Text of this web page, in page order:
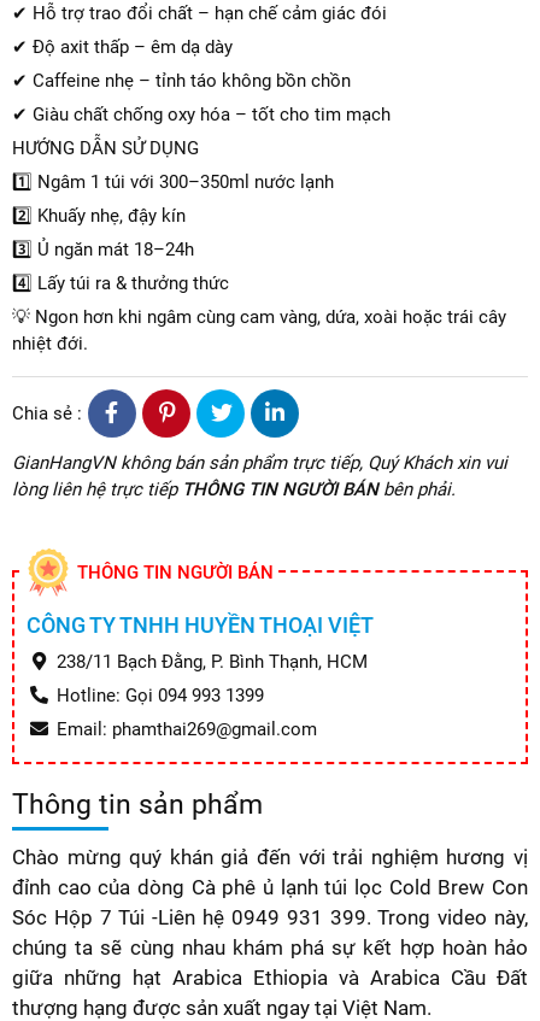
✔ Hỗ trợ trao đổi chất – hạn chế cảm giác đói
✔ Độ axit thấp – êm dạ dày
✔ Caffeine nhẹ – tỉnh táo không bồn chồn
✔ Giàu chất chống oxy hóa – tốt cho tim mạch
HƯỚNG DẪN SỬ DỤNG
1️⃣ Ngâm 1 túi với 300–350ml nước lạnh
2️⃣ Khuấy nhẹ, đậy kín
3️⃣ Ủ ngăn mát 18–24h
4️⃣ Lấy túi ra & thưởng thức
💡 Ngon hơn khi ngâm cùng cam vàng, dứa, xoài hoặc trái cây
nhiệt đới.
Chia sẻ :
GianHangVN không bán sản phẩm trực tiếp, Quý Khách xin vui
lòng liên hệ trực tiếp THÔNG TIN NGƯỜI BÁNbên phải.
THÔNG TIN NGƯỜI BÁN
CÔNG TY TNHH HUYỀN THOẠI VIỆT
238/11 Bạch Đằng, P. Bình Thạnh, HCM
Hotline: Gọi 094 993 1399
Email: phamthai269@gmail.com
Thông tin sản phẩm
Chào mừng quý khán giả đến với trải nghiệm hương vị
đỉnh cao của dòng Cà phê ủ lạnh túi lọc Cold Brew Con
Sóc Hộp 7 Túi -Liên hệ 0949 931 399. Trong video này,
chúng ta sẽ cùng nhau khám phá sự kết hợp hoàn hảo
giữa những hạt Arabica Ethiopia và Arabica Cầu Đất
thượng hạng được sản xuất ngay tại Việt Nam.